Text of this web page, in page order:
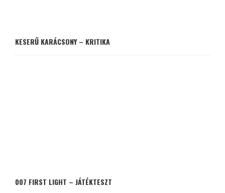
KESERŰ KARÁCSONY – KRITIKA
007 FIRST LIGHT – JÁTÉKTESZT